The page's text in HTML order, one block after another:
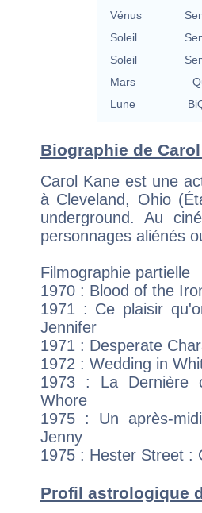
Vénus
Soleil
Soleil
Mars
Lune
Biographie de
Carol Kane est une
à Cleveland, Ohio
underground. Au
personnages aliénés
Filmographie partielle
1970 : Blood of the
1971 : Ce plaisir
Jennifer
1971 : Desperate
1972 : Wedding in
1973 : La Dernière
Whore
1975 : Un après-
Jenny
1975 : Hester Street :
Profil astrologique